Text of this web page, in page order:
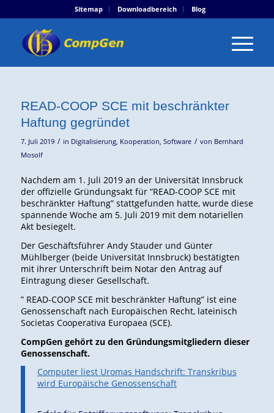
Sitemap Downloadbereich Blog
READ-COOP SCE mit beschränkter
Haftung gegründet
7. Juli 2019 / in Digitalisierung, Kooperation, Software / von Bernhard
Mosolf
Nachdem am 1. Juli 2019 an der Universität Innsbruck
der offizielle Gründungsakt für “READ-COOP SCE mit
beschränkter Haftung” stattgefunden hatte, wurde diese
spannende Woche am 5. Juli 2019 mit dem notariellen
Akt besiegelt.
Der Geschäftsführer Andy Stauder und Günter
Mühlberger (beide Universität Innsbruck) bestätigten
mit ihrer Unterschrift beim Notar den Antrag auf
Eintragung dieser Gesellschaft.
” READ-COOP SCE mit beschränkter Haftung” ist eine
Genossenschaft nach Europäischen Recht, lateinisch
Societas Cooperativa Europaea (SCE).
CompGen gehört zu den Gründungsmitgliedern dieser
Genossenschaft.
Computer liest Uromas Handschrift: Transkribus
wird Europäische Genossenschaft